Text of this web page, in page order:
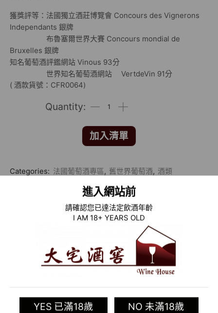
進入網站前
請確認您已達法定飲酒年齡
I AM 18+ YEARS OLD
YES 已滿18歲 NO 未滿18歲
獲獎評等：法國獨立酒莊博覽會 Concours des Vignerons
Independants 銀牌
布魯塞爾世界大賽 Concours mondial de
Bruxelles 銀牌
知名葡萄酒評鑑網站 Vinous 93分
世界知名葡萄酒網站 VertdeVin 91分
( 酒款貨號：CFR0064)
加入清單
Categories: 法國葡萄酒專區, 舊世界葡萄酒, 酒類
Château d'Eyran (SAVIGNEUX)
相關商品